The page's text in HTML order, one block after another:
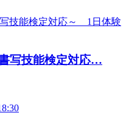
写技能検定対応…